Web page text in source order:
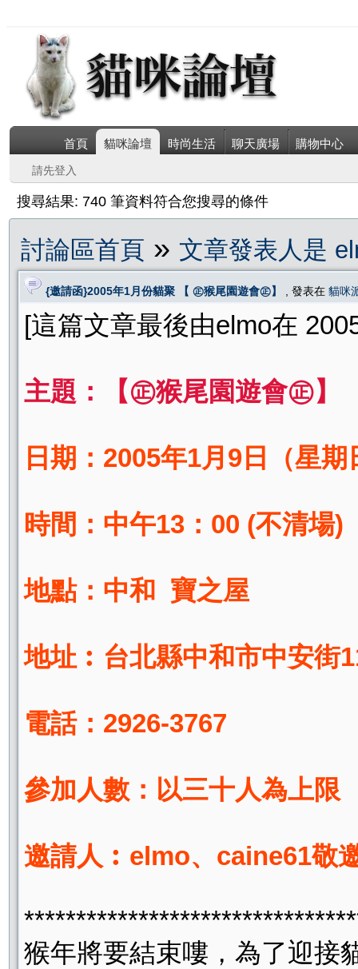
首頁 貓咪論壇 時尚生活 聊天廣場 購物中心
請先登入
搜尋結果: 740 筆資料符合您搜尋的條件
討論區首頁 » 文章發表人是
{邀請函}2005年1月份貓聚 【 ㊣猴尾園遊會㊣】 , 發表在 貓咪
[這篇文章最後由elmo在
主題：【㊣猴尾園遊會㊣】
日期：2005年1月9日（星期
時間：中午13：00 (不清場)
地點：中和 寶之屋
地址︰台北縣中和市中安街
電話：2926-3767
參加人數：以三十人為上限
邀請人︰elmo、caine61敬
猴年將要結束嘍，為了迎接